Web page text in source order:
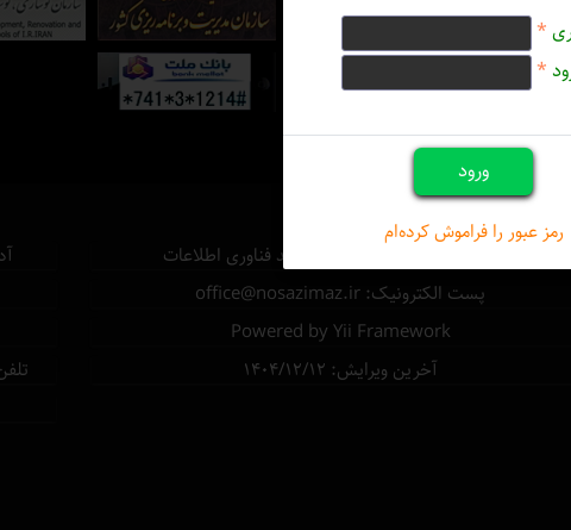
*
*
ورود
رمز عبور را فراموش کرده‌ام
طراحی و برنامه‌نویسی سایت: واحد فناوری اطلاعات
پست الکترونیک: office@nosazimaz.ir
Powered by Yii Framework
آخرین ویرایش: ۱۴۰۴/12/12
تلفن گویا: